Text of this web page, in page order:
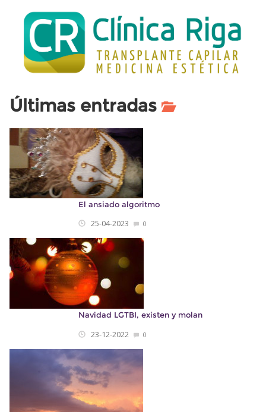
Últimas entradas
El ansiado algoritmo
25-04-2023 0
Navidad LGTBI, existen y molan
23-12-2022 0